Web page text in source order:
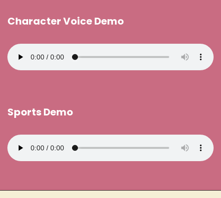
Character Voice Demo
Sports Demo